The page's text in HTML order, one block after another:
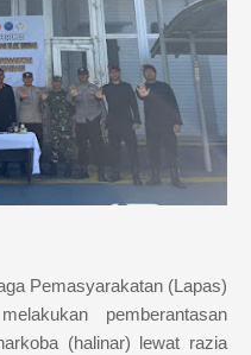
Pemasyarakatan (Lapas)
pemberantasan
(halinar) lewat razia